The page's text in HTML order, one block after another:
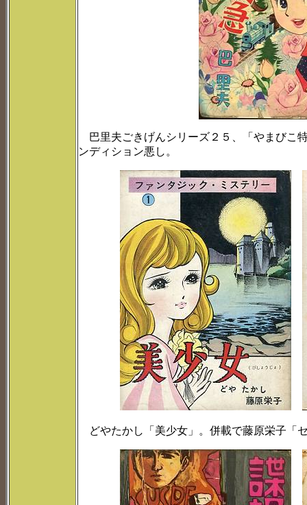
巴里夫ごきげんシリーズ２５、「やまびこ
ンディション悪し。
どやたかし「美少女」。併載で藤原栄子「